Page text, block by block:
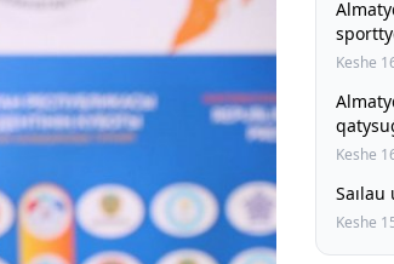
Keshe
Keshe
Keshe